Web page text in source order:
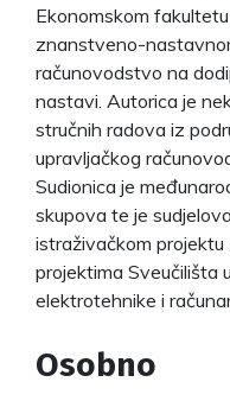
Ekonomskom
znanstveno-
računovodstvo na
nastavi. Autorica je
stručnih radova iz
upravljačkog
Sudionica je
skupova te je
istraživačkom
projektima Sveučilišta
elektrotehnike i
Osobno